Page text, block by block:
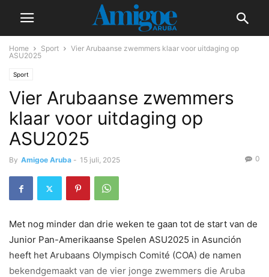
Home Sport
Vier Arubaanse zwemmers klaar voor uitdaging op
ASU2025
Sport
Vier Arubaanse zwemmers
klaar voor uitdaging op
ASU2025
By Amigoe Aruba - 15 juli, 2025 0
Met nog minder dan drie weken te gaan tot de start van de
Junior Pan-Amerikaanse Spelen ASU2025 in Asunción
heeft het Arubaans Olympisch Comité (COA) de namen
bekendgemaakt van de vier jonge zwemmers die Aruba